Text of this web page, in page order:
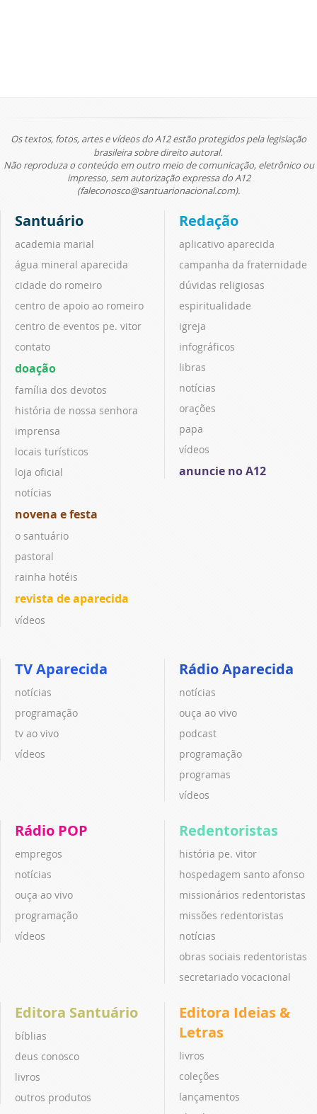
Os textos, fotos, artes e vídeos do A12 estão protegidos pela legislação
brasileira sobre direito autoral.
Não reproduza o conteúdo em outro meio de comunicação, eletrônico ou
impresso, sem autorização expressa do A12
(faleconosco@santuarionacional.com).
Santuário
academia marial
água mineral aparecida
cidade do romeiro
centro de apoio ao romeiro
centro de eventos pe. vitor
contato
doação
família dos devotos
história de nossa senhora
imprensa
locais turísticos
loja oficial
notícias
novena e festa
o santuário
pastoral
rainha hotéis
revista de aparecida
vídeos
Redação
aplicativo aparecida
campanha da fraternidade
dúvidas religiosas
espiritualidade
igreja
infográficos
libras
notícias
orações
papa
vídeos
anuncie no A12
TV Aparecida
notícias
programação
tv ao vivo
vídeos
Rádio Aparecida
notícias
ouça ao vivo
podcast
programação
programas
vídeos
Rádio POP
empregos
notícias
ouça ao vivo
programação
vídeos
Redentoristas
história pe. vitor
hospedagem santo afonso
missionários redentoristas
missões redentoristas
notícias
obras sociais redentoristas
secretariado vocacional
Editora Santuário
bíblias
deus conosco
livros
outros produtos
Editora Ideias &
Letras
livros
coleções
lançamentos